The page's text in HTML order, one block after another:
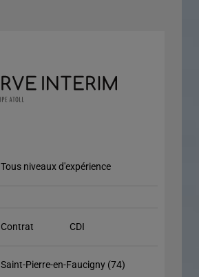
Tous niveaux d'expérience
Contrat
CDI
Saint-Pierre-en-Faucigny (74)